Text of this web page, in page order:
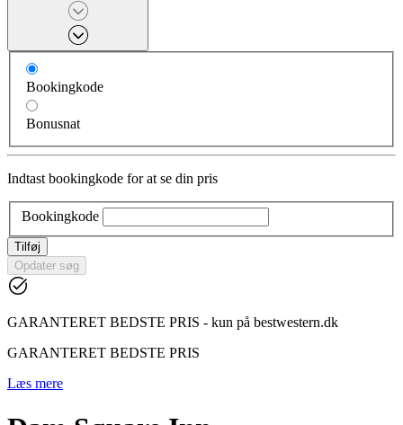
Bookingkode
Bonusnat
Indtast bookingkode for at se din pris
Bookingkode
Tilføj
Opdater søg
GARANTERET BEDSTE PRIS - kun på bestwestern.dk
GARANTERET BEDSTE PRIS
Læs mere